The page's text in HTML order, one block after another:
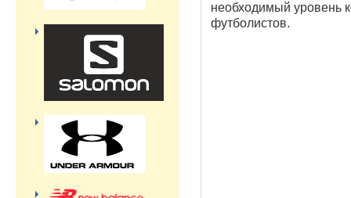
необходимый уровень
футболистов.